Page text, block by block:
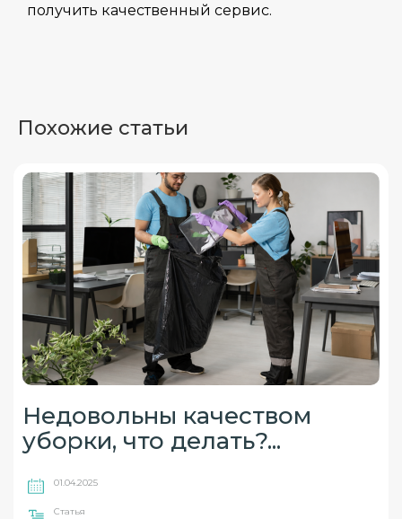
получить качественный сервис.
Похожие статьи
Недовольны качеством
уборки, что делать?...
01.04.2025
Статья